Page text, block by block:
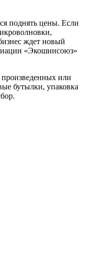
поднять цены. Если
ждет новый
«Экошинсоюз»
произведенных или
бутылки, упаковка